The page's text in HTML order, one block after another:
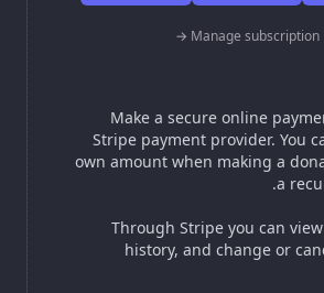
Manage subscription →
Make a secure online
Stripe payment provider. You
own amount when making a
a
Through Stripe you can
history, and change or